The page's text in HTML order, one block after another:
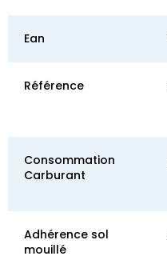
Ean
Référence
Consommation
Carburant
Adhérence sol
mouillé